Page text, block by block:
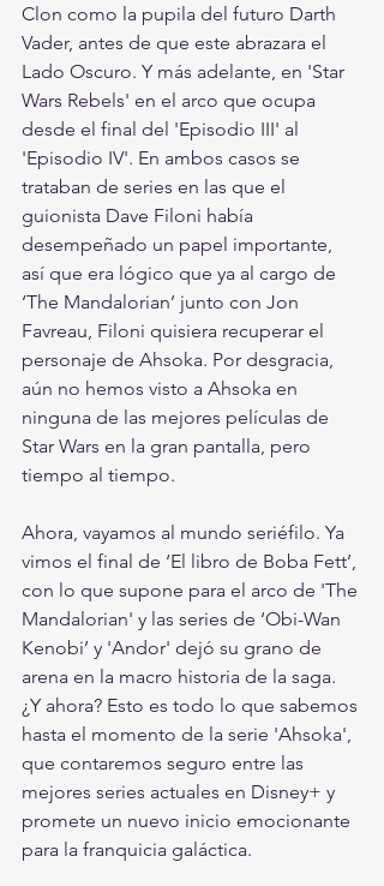
Clon como la pupila del futuro Darth
Vader, antes de que este abrazara el
Lado Oscuro. Y más adelante, en 'Star
Wars Rebels' en el arco que ocupa
desde el final del 'Episodio III' al
'Episodio IV'. En ambos casos se
trataban de series en las que el
guionista Dave Filoni había
desempeñado un papel importante,
así que era lógico que ya al cargo de
‘The Mandalorian’ junto con Jon
Favreau, Filoni quisiera recuperar el
personaje de Ahsoka. Por desgracia,
aún no hemos visto a Ahsoka en
ninguna de las mejores películas de
Star Wars en la gran pantalla, pero
tiempo al tiempo.
Ahora, vayamos al mundo seriéfilo. Ya
vimos el final de ‘El libro de Boba Fett’,
con lo que supone para el arco de 'The
Mandalorian' y las series de ‘Obi-Wan
Kenobi’ y 'Andor' dejó su grano de
arena en la macro historia de la saga.
¿Y ahora? Esto es todo lo que sabemos
hasta el momento de la serie 'Ahsoka',
que contaremos seguro entre las
mejores series actuales en Disney+ y
promete un nuevo inicio emocionante
para la franquicia galáctica.